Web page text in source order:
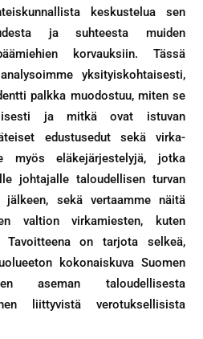
keskustelua sen
ja suhteesta muiden
korvauksiin. Tässä
yksityiskohtaisesti,
palkka muodostuu, miten se
ja mitkä ovat istuvan
edustusedut sekä virka-
myös eläkejärjestelyjä, jotka
johtajalle taloudellisen turvan
jälkeen, sekä vertaamme näitä
valtion virkamiesten, kuten
Tavoitteena on tarjota selkeä,
kokonaiskuva Suomen
aseman taloudellisesta
liittyvistä verotuksellisista